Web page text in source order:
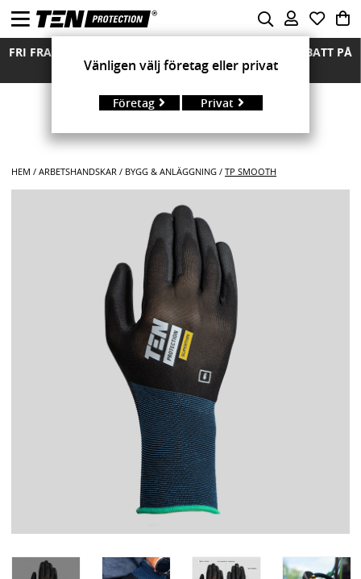
FRI FRAKT ÖVER 850 KR FRIA RETURER MÄNGDRABATT PÅ
ALLA MODELLER
HEM ARBETSHANDSKAR BYGG & ANLÄGGNING TP SMOOTH
Vänligen välj företag eller privat
Företag Privat